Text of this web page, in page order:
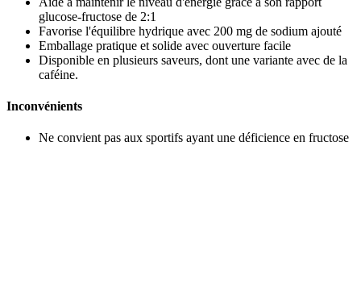
glucose-fructose de 2:1
Favorise l'équilibre hydrique avec 200 mg de sodium ajouté
Emballage pratique et solide avec ouverture facile
Disponible en plusieurs saveurs, dont une variante avec de la
caféine.
Inconvénients
Ne convient pas aux sportifs ayant une déficience en fructose